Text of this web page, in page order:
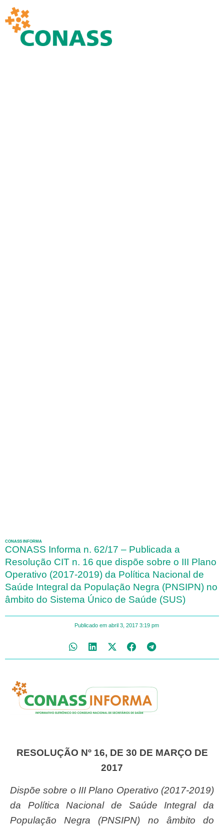
CONASS INFORMA
CONASS Informa n. 62/17 – Publicada a
Resolução CIT n. 16 que dispõe sobre o III Plano
Operativo (2017-2019) da Política Nacional de
Saúde Integral da População Negra (PNSIPN) no
âmbito do Sistema Único de Saúde (SUS)
Publicado em abril 3, 2017 3:19 pm
RESOLUÇÃO Nº 16, DE 30 DE MARÇO DE
2017
Dispõe sobre o III Plano Operativo (2017-2019)
da Política Nacional de Saúde Integral da
População Negra (PNSIPN) no âmbito do